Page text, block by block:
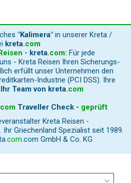
"Kalimera" in unserer Kreta /
kreta.com
- kreta.com: Für jede
- Kreta Reisen Ihren Sicherungs-
erfüllt unser Unternehmen den
Industrie (PCI DSS). Ihre
Ihr Team von kreta.com
com Traveller Check - geprüft
Kreta Reisen -
Ihr Griechenland Spezialist seit 1989.
.com.com GmbH & Co. KG